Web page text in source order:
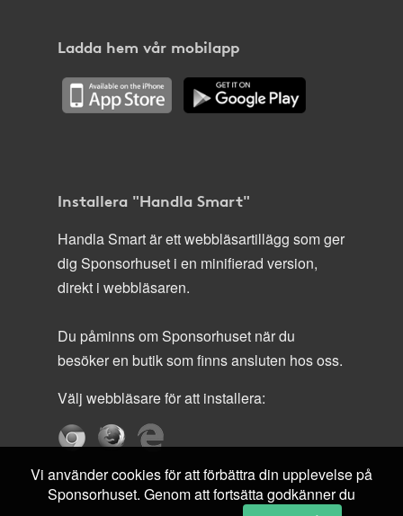
Ladda hem vår mobilapp
Installera "Handla Smart"
Handla Smart är ett webbläsartillägg som ger
dig Sponsorhuset i en minifierad version,
direkt i webbläsaren.
Du påminns om Sponsorhuset när du
besöker en butik som finns ansluten hos oss.
Välj webbläsare för att installera:
Vi använder cookies för att förbättra din upplevelse på
Sponsorhuset. Genom att fortsätta godkänner du